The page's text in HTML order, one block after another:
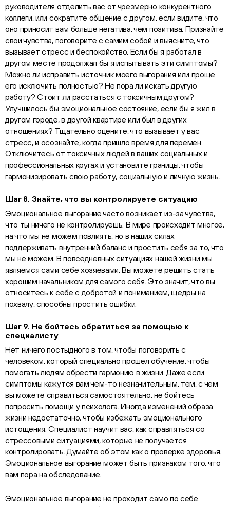
руководителя отделить вас от чрезмерно конкурентного
коллеги, или сократите общение с другом, если видите, что
оно приносит вам больше негатива, чем позитива. Признайте
свои чувства, поговорите с самим собой и выясните, что
вызывает стресс и беспокойство. Если бы я работал в
другом месте продолжал бы я испытывать эти симптомы?
Можно ли исправить источник моего выгорания или проще
его исключить полностью? Не пора ли искать другую
работу? Стоит ли расстаться с токсичным другом?
Улучшилось бы эмоциональное состояние, если бы я жил в
другом городе, в другой квартире или был в других
отношениях? Тщательно оцените, что вызывает у вас
стресс, и осознайте, когда пришло время для перемен.
Отключитесь от токсичных людей в ваших социальных и
профессиональных кругах и установите границы, чтобы
гармонизировать свою работу, социальную и личную жизнь.
Шаг 8. Знайте, что вы контролируете ситуацию
Эмоциональное выгорание часто возникает из-за чувства,
что ты ничего не контролируешь. В мире происходит многое,
на что мы не можем повлиять, но в наших силах
поддерживать внутренний баланс и простить себя за то, что
мы не можем. В повседневных ситуациях нашей жизни мы
являемся сами себе хозяевами. Вы можете решить стать
хорошим начальником для самого себя. Это значит, что вы
относитесь к себе с добротой и пониманием, щедры на
похвалу, способны простить ошибки.
Шаг 9. Не бойтесь обратиться за помощью к
специалисту
Нет ничего постыдного в том, чтобы поговорить с
человеком, который специально прошел обучение, чтобы
помогать людям обрести гармонию в жизни. Даже если
симптомы кажутся вам чем-то незначительным, тем, с чем
вы можете справиться самостоятельно, не бойтесь
попросить помощи у психолога. Иногда изменений образа
жизни недостаточно, чтобы избежать эмоционального
истощения. Специалист научит вас, как справляться со
стрессовыми ситуациями, которые не получается
контролировать. Думайте об этом как о проверке здоровья.
Эмоциональное выгорание может быть признаком того, что
вам пора на обследование.
Эмоциональное выгорание не проходит само по себе.